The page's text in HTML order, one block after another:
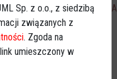
20:00 SPIDER-MAN
NAP
Sp. z o.o., z siedzibą
związanych z
. Zgoda na
umieszczony w